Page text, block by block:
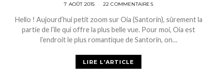
POSTED
7 AOÛT 2015 22 COMMENTAIRES
Hello ! Aujourd’hui petit zoom sur Oia (Santorin), sûrement la
partie de l’île qui offre la plus belle vue. Pour moi, Oia est
l’endroit le plus romantique de Santorin, on…
LIRE L'ARTICLE